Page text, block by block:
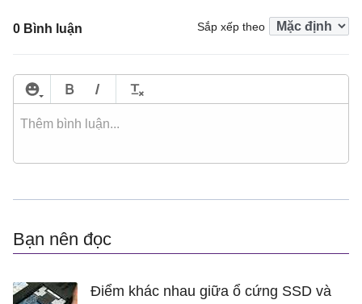
0 Bình luận Sắp xếp theo
Bạn nên đọc
Điểm khác nhau giữa ổ cứng SSD và